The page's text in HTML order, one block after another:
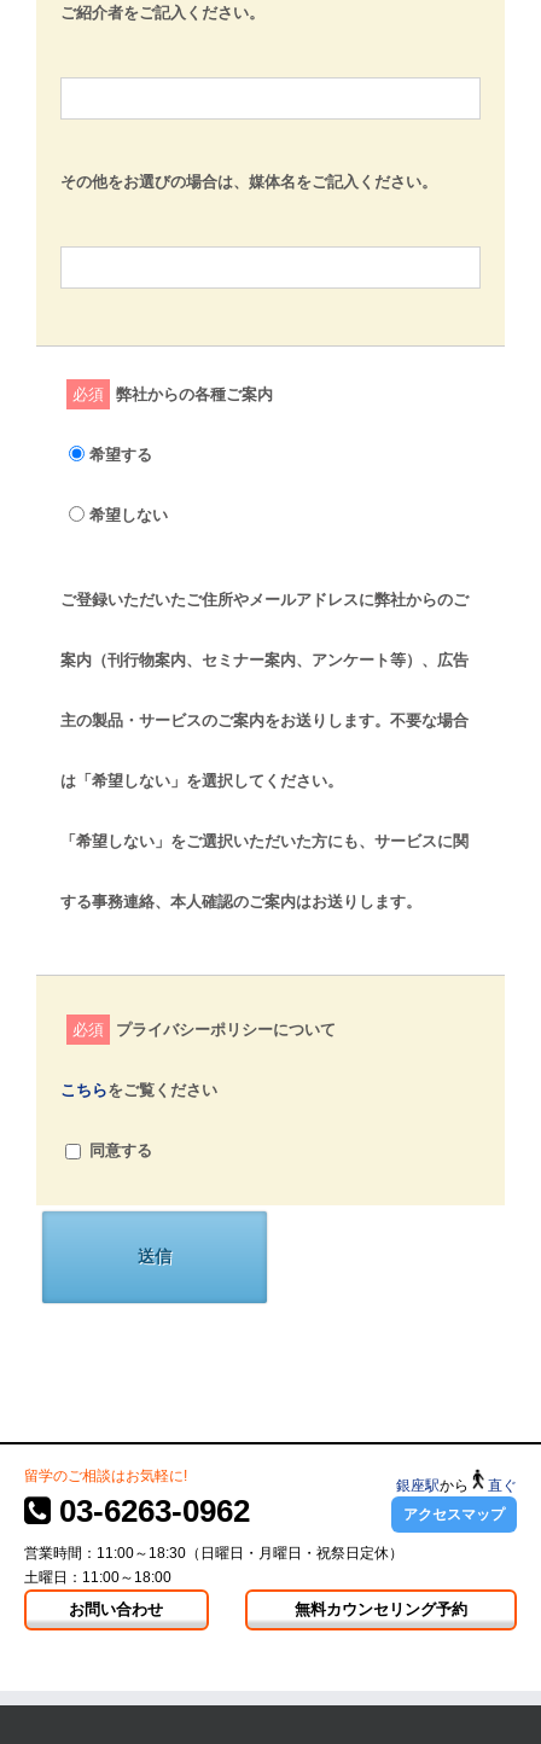
ご紹介者をご記入ください。
その他をお選びの場合は、媒体名をご記入ください。
必須 弊社からの各種ご案内
希望する
希望しない
ご登録いただいたご住所やメールアドレスに弊社からのご
案内（刊行物案内、セミナー案内、アンケート等）、広告
主の製品・サービスのご案内をお送りします。不要な場合
は「希望しない」を選択してください。
「希望しない」をご選択いただいた方にも、サービスに関
する事務連絡、本人確認のご案内はお送りします。
必須 プライバシーポリシーについて
こちらをご覧ください
同意する
留学のご相談はお気軽に!
03-6263-0962
銀座駅から
直ぐ
アクセスマップ
営業時間：11:00～18:30（日曜日・月曜日・祝祭日定休）
土曜日：11:00～18:00
お問い合わせ 無料カウンセリング予約